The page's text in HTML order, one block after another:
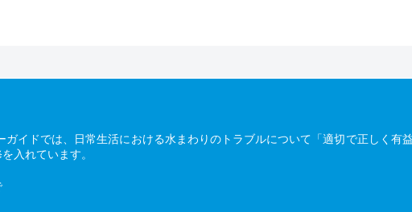
イドでは、日常生活における水まわりのトラブルについて「適切で正しく有
入れています。